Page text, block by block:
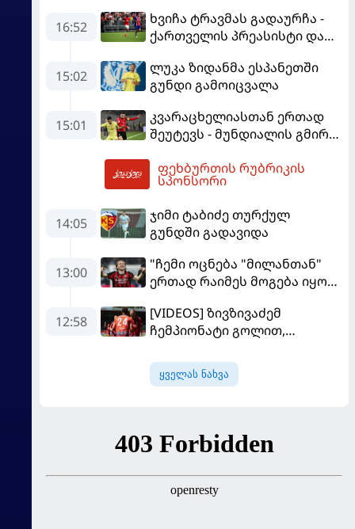
16:52
ხვიჩა ტრავმას გადაურჩა -
ქართველის პრეასისტი და
იუნაიტედთან"
15:02
ლუკა ზიდანმა ესპანეთში
გუნდი გამოიცვალა
15:01
კვარაცხელიასთან ერთად
შეუტევს - მუნდიალის გმირი
გახდება
ფეხბურთის რუბრიკის
სპონსორი
14:05
ჯიმი ტაბიძე თურქულ
გუნდში გადავიდა
13:00
"ჩემი ოცნება "მილანთან"
ერთად რაიმეს მოგება იყო" -
თავის მისიაზე ისაუბრა
12:58
[VIDEOS] ზივზივაძემ
ჩემპიონატი გოლით,
გამარჯვებით დაიწყო
ყველას ნახვა